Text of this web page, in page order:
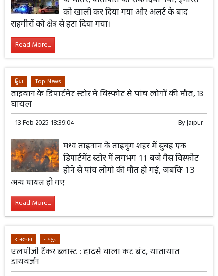
को खाली कर दिया गया और अलर्ट के बाद
राहगीरों को क्षेत्र से हटा दिया गया।
Read More...
दुनिया Top-News
ताइवान के डिपार्टमेंट स्टोर में विस्फोट से पांच लोगों की मौत, 13
घायल
13 Feb 2025 18:39:04 ByJaipur
मध्य ताइवान के ताइचुंग शहर में सुबह एक
डिपार्टमेंट स्टोर में लगभग 11 बजे गैस विस्फोट
होने से पांच लोगों की मौत हो गई, जबकि 13
अन्य घायल हो गए
Read More...
राजस्थान जयपुर
एलपीजी टैंकर ब्लास्ट : हादसे वाला कट बंद, यातायात
डायवर्जन